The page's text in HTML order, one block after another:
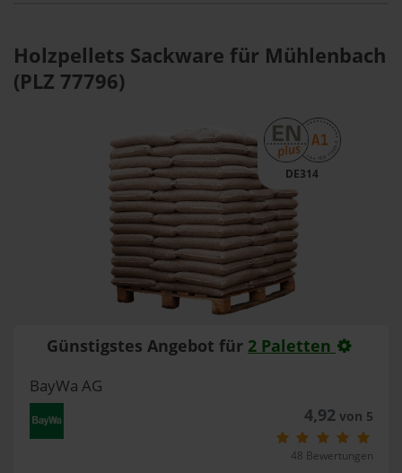
Holzpellets Sackware für Mühlenbach
(PLZ 77796)
DE314
Günstigstes Angebot für 2 Paletten
BayWa AG
4,92von 5
48 Bewertungen